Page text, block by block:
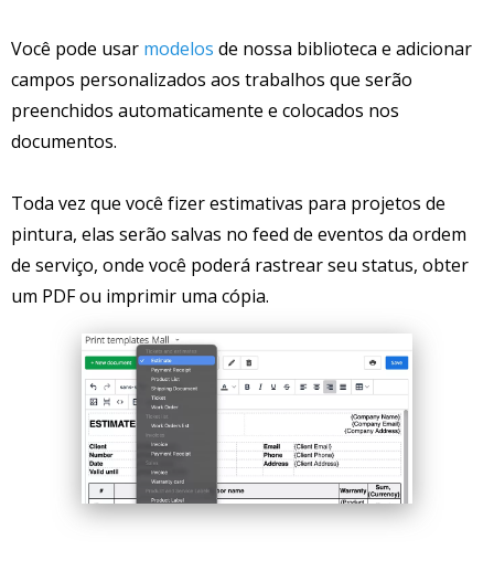
Você pode usar modelos de nossa biblioteca e adicionar
campos personalizados aos trabalhos que serão
preenchidos automaticamente e colocados nos
documentos.
Toda vez que você fizer estimativas para projetos de
pintura, elas serão salvas no feed de eventos da ordem
de serviço, onde você poderá rastrear seu status, obter
um PDF ou imprimir uma cópia.